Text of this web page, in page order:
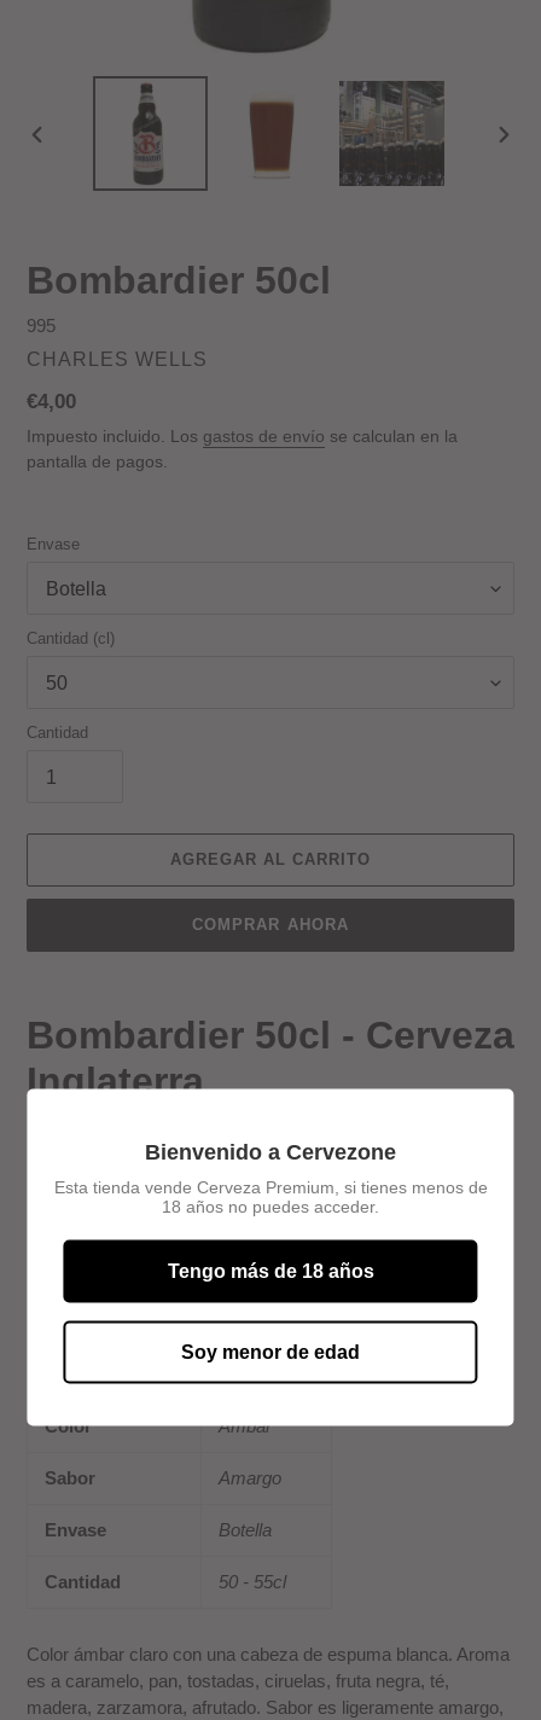
DIAPOSITIVA
Bombardier 50cl
995
PROVEEDOR
CHARLES WELLS
Precio
habitual
€4,00
Impuesto incluido. Los gastos de envío se calculan en la
pantalla de pagos.
Envase
Cantidad (cl)
Cantidad
AGREGAR AL CARRITO
COMPRAR AHORA
producto
a
tu
Bombardier 50cl - Cerveza
Inglaterra
FÁBRICA: CHARLES WELLS
ESTILO: BITTER
alcohol)
4,7
Color Ambar
Sabor Amargo
Envase Botella
Cantidad 50 - 55cl
Color ámbar claro con una cabeza de espuma blanca. Aroma
es a caramelo, pan, tostadas, ciruelas, fruta negra, té,
madera, zarzamora, afrutado. Sabor es ligeramente amargo,
Bienvenido a Cervezone
Esta tienda vende Cerveza Premium, si tienes menos de
18 años no puedes acceder.
Tengo más de 18 años
Soy menor de edad